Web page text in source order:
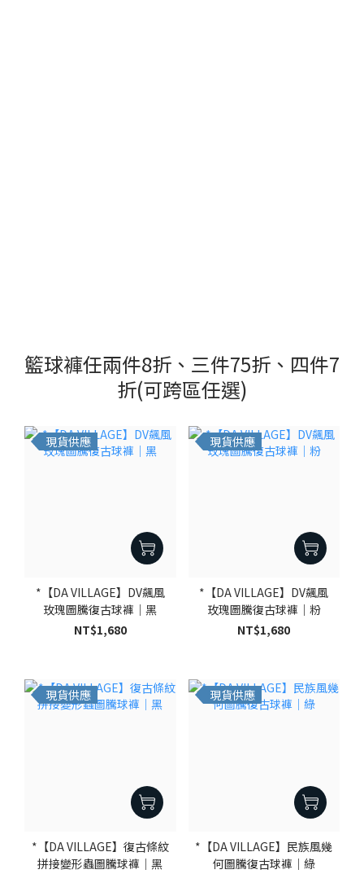
籃球褲任兩件8折、三件75折、四件7
折(可跨區任選)
現貨供應
*【DA VILLAGE】DV飆風
玫瑰圖騰復古球褲｜黑
NT$1,680
現貨供應
*【DA VILLAGE】DV飆風
玫瑰圖騰復古球褲｜粉
NT$1,680
現貨供應
*【DA VILLAGE】復古條紋
拼接變形蟲圖騰球褲｜黑
現貨供應
*【DA VILLAGE】民族風幾
何圖騰復古球褲｜綠